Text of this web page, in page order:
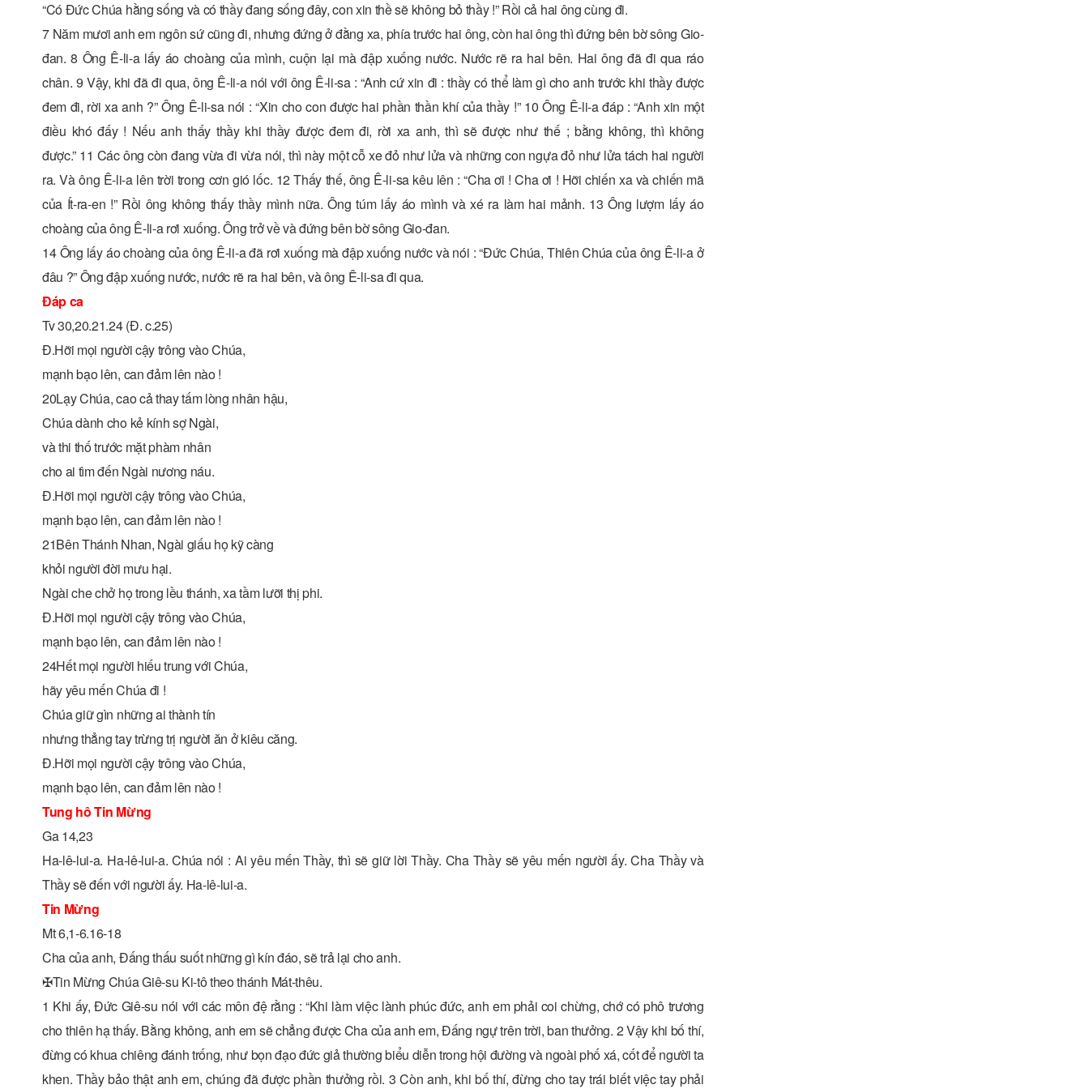
“Có Đức Chúa hằng sống và có thầy đang sống đây, con xin thề sẽ không bỏ thầy !” Rồi cả hai ông cùng đi.
7 Năm mươi anh em ngôn sứ cũng đi, nhưng đứng ở đằng xa, phía trước hai ông, còn hai ông thì đứng bên bờ sông Gio-
đan. 8 Ông Ê-li-a lấy áo choàng của mình, cuộn lại mà đập xuống nước. Nước rẽ ra hai bên. Hai ông đã đi qua ráo
chân. 9 Vậy, khi đã đi qua, ông Ê-li-a nói với ông Ê-li-sa : “Anh cứ xin đi : thầy có thể làm gì cho anh trước khi thầy được
đem đi, rời xa anh ?” Ông Ê-li-sa nói : “Xin cho con được hai phần thần khí của thầy !” 10 Ông Ê-li-a đáp : “Anh xin một
điều khó đấy ! Nếu anh thấy thầy khi thầy được đem đi, rời xa anh, thì sẽ được như thế ; bằng không, thì không
được.” 11 Các ông còn đang vừa đi vừa nói, thì này một cỗ xe đỏ như lửa và những con ngựa đỏ như lửa tách hai người
ra. Và ông Ê-li-a lên trời trong cơn gió lốc. 12 Thấy thế, ông Ê-li-sa kêu lên : “Cha ơi ! Cha ơi ! Hỡi chiến xa và chiến mã
của Ít-ra-en !” Rồi ông không thấy thầy mình nữa. Ông túm lấy áo mình và xé ra làm hai mảnh. 13 Ông lượm lấy áo
choàng của ông Ê-li-a rơi xuống. Ông trở về và đứng bên bờ sông Gio-đan.
14 Ông lấy áo choàng của ông Ê-li-a đã rơi xuống mà đập xuống nước và nói : “Đức Chúa, Thiên Chúa của ông Ê-li-a ở
đâu ?” Ông đập xuống nước, nước rẽ ra hai bên, và ông Ê-li-sa đi qua.
Đáp ca
Tv 30,20.21.24 (Đ. c.25)
Đ.Hỡi mọi người cậy trông vào Chúa,
mạnh bạo lên, can đảm lên nào !
20Lạy Chúa, cao cả thay tấm lòng nhân hậu,
Chúa dành cho kẻ kính sợ Ngài,
và thi thố trước mặt phàm nhân
cho ai tìm đến Ngài nương náu.
Đ.Hỡi mọi người cậy trông vào Chúa,
mạnh bạo lên, can đảm lên nào !
21Bên Thánh Nhan, Ngài giấu họ kỹ càng
khỏi người đời mưu hại.
Ngài che chở họ trong lều thánh, xa tầm lưỡi thị phi.
Đ.Hỡi mọi người cậy trông vào Chúa,
mạnh bạo lên, can đảm lên nào !
24Hết mọi người hiếu trung với Chúa,
hãy yêu mến Chúa đi !
Chúa giữ gìn những ai thành tín
nhưng thẳng tay trừng trị người ăn ở kiêu căng.
Đ.Hỡi mọi người cậy trông vào Chúa,
mạnh bạo lên, can đảm lên nào !
Tung hô Tin Mừng
Ga 14,23
Ha-lê-lui-a. Ha-lê-lui-a. Chúa nói : Ai yêu mến Thầy, thì sẽ giữ lời Thầy. Cha Thầy sẽ yêu mến người ấy. Cha Thầy và
Thầy sẽ đến với người ấy. Ha-lê-lui-a.
Tin Mừng
Mt 6,1-6.16-18
Cha của anh, Đấng thấu suốt những gì kín đáo, sẽ trả lại cho anh.
✠Tin Mừng Chúa Giê-su Ki-tô theo thánh Mát-thêu.
1 Khi ấy, Đức Giê-su nói với các môn đệ rằng : “Khi làm việc lành phúc đức, anh em phải coi chừng, chớ có phô trương
cho thiên hạ thấy. Bằng không, anh em sẽ chẳng được Cha của anh em, Đấng ngự trên trời, ban thưởng. 2 Vậy khi bố thí,
đừng có khua chiêng đánh trống, như bọn đạo đức giả thường biểu diễn trong hội đường và ngoài phố xá, cốt để người ta
khen. Thầy bảo thật anh em, chúng đã được phần thưởng rồi. 3 Còn anh, khi bố thí, đừng cho tay trái biết việc tay phải